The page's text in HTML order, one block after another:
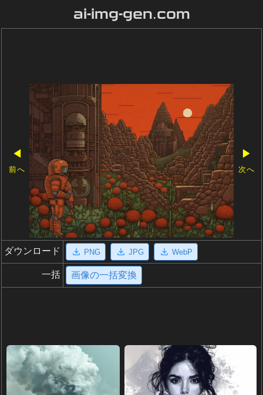
ai-img-gen.com
◀
前へ
▶
次へ
ダウンロード PNG JPG WebP
一括 画像の一括変換